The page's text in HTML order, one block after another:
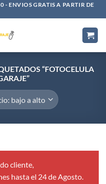
- ENVIOS GRATIS A PARTIR DE
“FOTOCELULA
cliente,
hasta el 24 de Agosto.